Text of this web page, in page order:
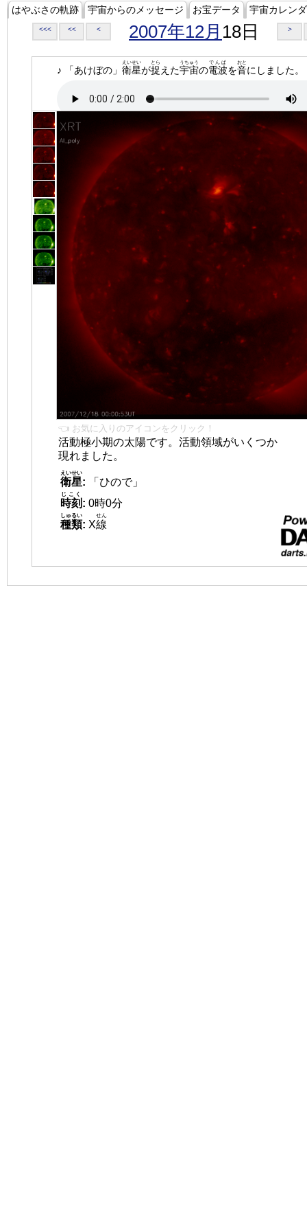
はやぶさの軌跡 宇宙からのメッセージ お宝データ 宇宙カレン
<<< << < 2007年12月 18日 >
♪ 「あけぼの」 衛星
えいせい
が捉
とら
えた宇宙
うちゅう
の電波
でんぱ
を音
おと
にしました。
👈 お気に入りのアイコンをクリック！
活動極小期の太陽です。活動領域がいくつか
現れました。
衛星
えいせい
:
「ひので」
時刻
じこく
: 0時0分
種類
しゅるい
: X線
せん